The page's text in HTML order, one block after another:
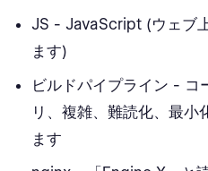
JS - JavaScript (ウェブ
ます)
ビルドパイプライン - コ
リ、複雑、難読化、最小
ます